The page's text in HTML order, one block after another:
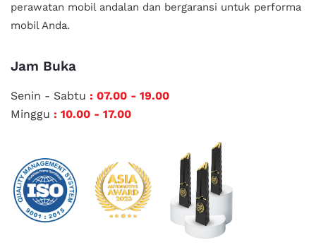
perawatan mobil andalan dan bergaransi untuk performa
mobil Anda.
Jam Buka
Senin - Sabtu : 07.00 - 19.00
Minggu : 10.00 - 17.00